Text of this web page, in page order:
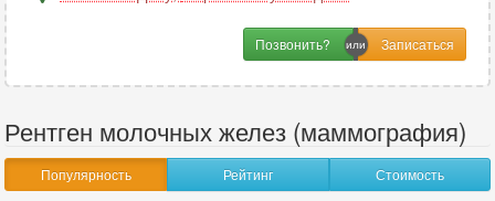
Позвонить?
Рентген молочных желез (маммография)
Популярность Рейтинг Стоимость